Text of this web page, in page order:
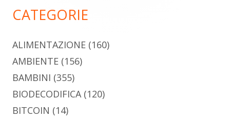
CATEGORIE
ALIMENTAZIONE (160)
AMBIENTE (156)
BAMBINI (355)
BIODECODIFICA(120)
BITCOIN (14)